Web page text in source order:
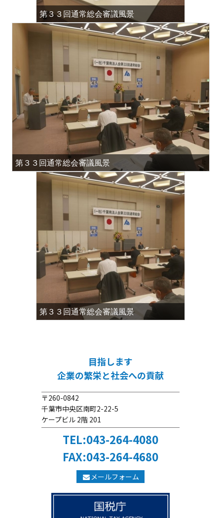
第３３回通常総会審議風景
第３３回通常総会審議風景
第３３回通常総会審議風景
目指します
企業の繁栄と社会への貢献
〒260-0842
千葉市中央区南町2-22-5
ケープビル 2階 201
TEL:043-264-4080
FAX:043-264-4680
メールフォーム